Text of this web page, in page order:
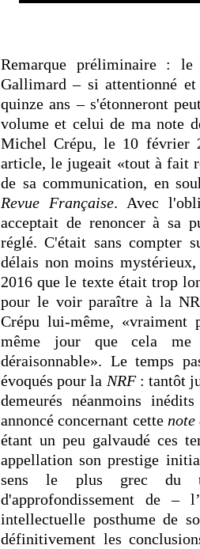
Remarque préliminaire :
Gallimard – si attentionné
quinze ans – s'étonneront
volume et celui de ma note
Michel Crépu, le 10 février
article, le jugeait «tout à fait
de sa communication, en
Revue Française. Avec
acceptait de renoncer à sa
réglé. C'était sans compter
délais non moins
2016 que le texte était trop
pour le voir paraître à la
Crépu lui-même, «vraiment
même jour que cela me
déraisonnable». Le temps
évoqués pour la NRF: tantôt
demeurés néanmoins
annoncé concernant cettenote
étant un peu galvaudé ces
appellation son prestige
sens le plus grec du
d'approfondissement de –
intellectuelle posthume de
définitivement les